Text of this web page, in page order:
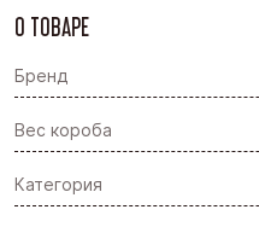
О ТОВАРЕ
Бренд
Вес короба
Категория